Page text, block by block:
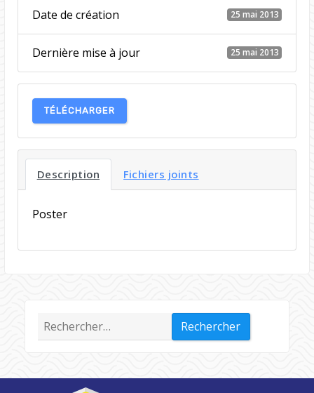
Date de création 25 mai 2013
Dernière mise à jour 25 mai 2013
TÉLÉCHARGER
Description Fichiers joints
Poster
Rechercher :